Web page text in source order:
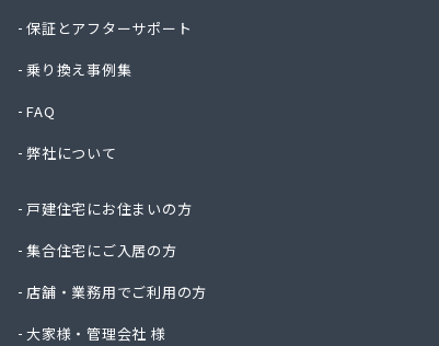
保証とアフターサポート
乗り換え事例集
FAQ
弊社について
戸建住宅にお住まいの方
集合住宅にご入居の方
店舗・業務用でご利用の方
大家様・管理会社 様